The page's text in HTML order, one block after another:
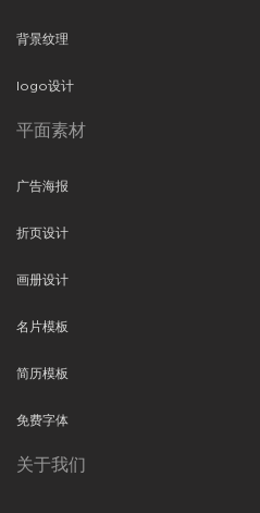
背景纹理
logo设计
平面素材
广告海报
折页设计
画册设计
名片模板
简历模板
免费字体
关于我们